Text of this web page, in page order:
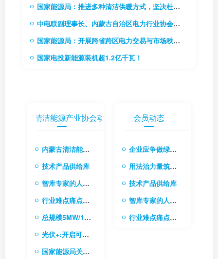
国家能源局：推进多种清洁供暖方式，坚决杜绝“一刀切”
中电联副理事长、内蒙古自治区电力行业协会理事长贾振国率队到访协会
国家能源局：开展跨省跨区电力交易与市场秩序专项监管工作
国家电投新能源装机超1.2亿千瓦！
内蒙古清洁能源产业协会动态
内蒙古清洁能源产业协会会长张楠：融合国际经验与本土创新 共筑清洁能源转型新生态
技术产品供给库
智库专家的人才库
行业难点痛点的需求库
总规模5MW/10MWh 内蒙古电网首个电网侧独立储能电站成功并网
光伏+:开启可持续能源的无限可能
国家能源局关于做好新能源消纳工作 保障新能源高质量发展的通知
会员动态
企业应争做绿色转型先行者
用法治力量筑牢绿色转型根基
技术产品供给库
智库专家的人才库
行业难点痛点的需求库